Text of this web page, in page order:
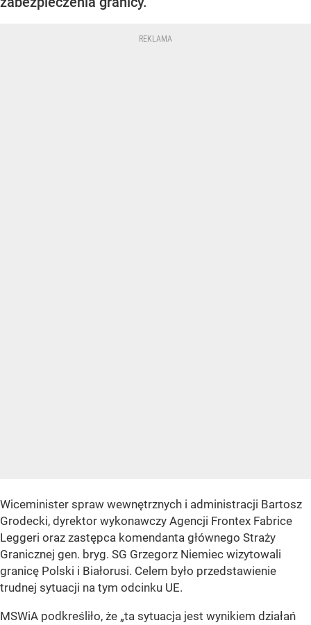
Wiceminister spraw wewnętrznych i administracji Bartosz
Grodecki, dyrektor wykonawczy Agencji Frontex Fabrice
Leggeri oraz zastępca komendanta głównego Straży
Granicznej gen. bryg. SG Grzegorz Niemiec wizytowali
granicę Polski i Białorusi. Celem było przedstawienie
trudnej sytuacji na tym odcinku UE.
MSWiA podkreśliło, że „ta sytuacja jest wynikiem działań